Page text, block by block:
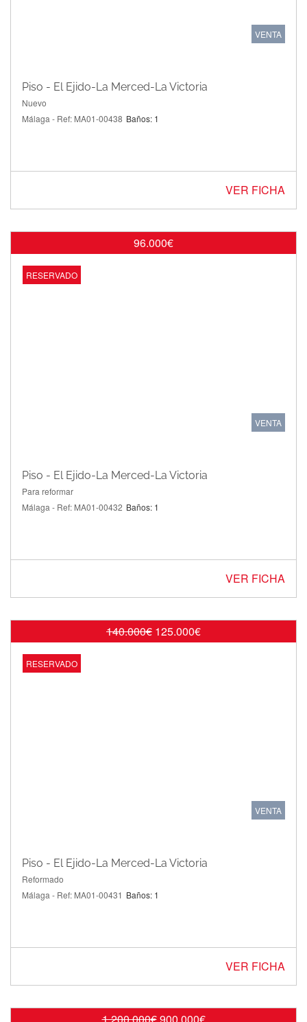
VENTA
Piso - El Ejido-La Merced-La Victoria
Nuevo
Málaga - Ref: MA01-00438 Baños: 1
VER FICHA
96.000€
RESERVADO
VENTA
Piso - El Ejido-La Merced-La Victoria
Para reformar
Málaga - Ref: MA01-00432 Baños: 1
VER FICHA
140.000€ 125.000€
OFERTA
RESERVADO
VENTA
Piso - El Ejido-La Merced-La Victoria
Reformado
Málaga - Ref: MA01-00431 Baños: 1
VER FICHA